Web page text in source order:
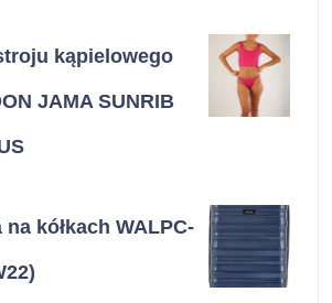
kąpielowego
JAMA SUNRIB
na kółkach WALPC-